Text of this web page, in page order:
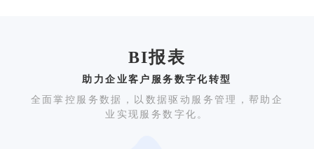
BI报表
助力企业客户服务数字化转型
全面掌控服务数据，以数据驱动服务管理，帮助企
业实现服务数字化。